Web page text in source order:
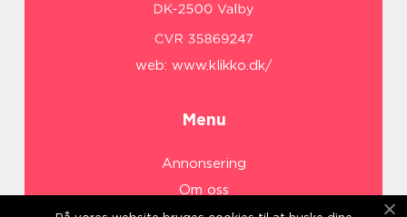
web: www.klikko.dk/
Menu
Annonsering
Om oss